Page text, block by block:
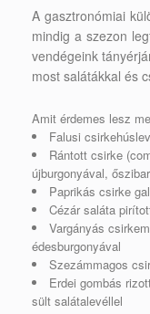
A gasztronómiai
mindig a szezon
vendégeink
most salátákkal és
Amit érdemes lesz
Falusi
Rántott csirke
újburgonyával,
Paprikás csirke
Cézár saláta
Vargányás
édesburgonyával
Szezámmagos
Erdei gombás
sült salátalevéllel